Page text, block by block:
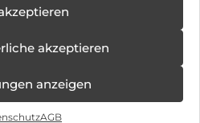
akzeptieren
anzeigen
AGB